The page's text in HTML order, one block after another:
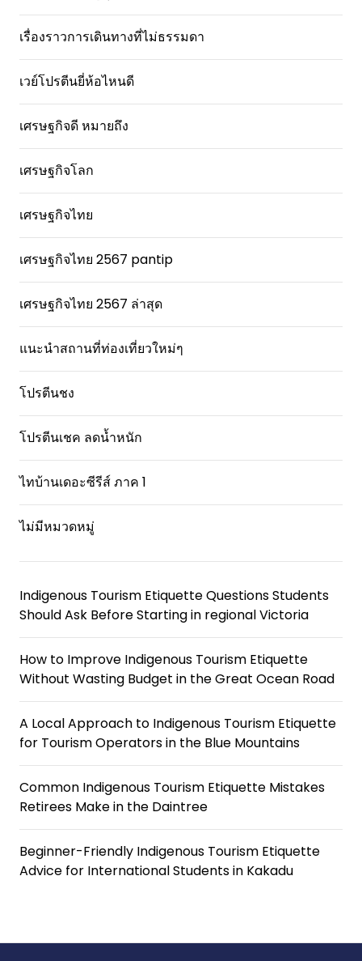
เรื่องราวการเดินทางที่ไม่ธรรมดา
เวย์โปรตีนยี่ห้อไหนดี
เศรษฐกิจดี หมายถึง
เศรษฐกิจโลก
เศรษฐกิจไทย
เศรษฐกิจไทย 2567 pantip
เศรษฐกิจไทย 2567 ล่าสุด
แนะนำสถานที่ท่องเที่ยวใหม่ๆ
โปรตีนชง
โปรตีนเชค ลดน้ำหนัก
ไทบ้านเดอะซีรีส์ ภาค 1
ไม่มีหมวดหมู่
Indigenous Tourism Etiquette Questions Students
Should Ask Before Starting in regional Victoria
How to Improve Indigenous Tourism Etiquette
Without Wasting Budget in the Great Ocean Road
A Local Approach to Indigenous Tourism Etiquette
for Tourism Operators in the Blue Mountains
Common Indigenous Tourism Etiquette Mistakes
Retirees Make in the Daintree
Beginner-Friendly Indigenous Tourism Etiquette
Advice for International Students in Kakadu